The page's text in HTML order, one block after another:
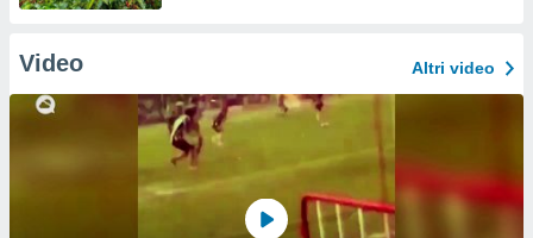
Video Altri video